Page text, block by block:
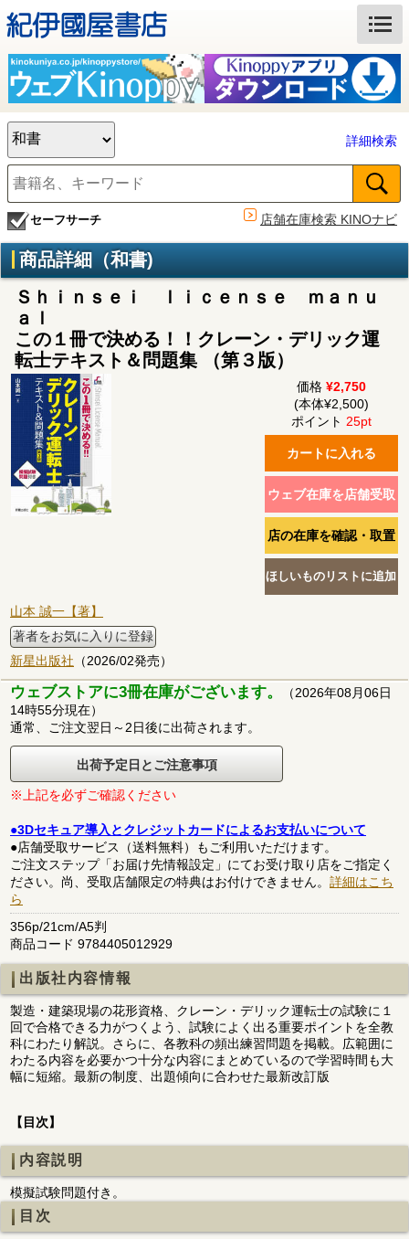
詳細検索
セーフサーチ 店舗在庫検索 KINOナビ
商品詳細（和書)
Ｓｈｉｎｓｅｉ ｌｉｃｅｎｓｅ ｍａｎｕ
ａｌ
この１冊で決める！！クレーン・デリック運
転士テキスト＆問題集 （第３版）
価格 ¥2,750
(本体¥2,500)
ポイント 25pt
山本 誠一【著】
著者をお気に入りに登録
新星出版社 （2026/02発売）
ウェブストアに3冊在庫がございます。
（2026年08月06日
14時55分現在）
通常、ご注文翌日～2日後に出荷されます。
出荷予定日とご注意事項
※上記を必ずご確認ください
●3Dセキュア導入とクレジットカードによるお支払いについて
●店舗受取サービス（送料無料）もご利用いただけます。
ご注文ステップ「お届け先情報設定」にてお受け取り店をご指定く
ださい。尚、受取店舗限定の特典はお付けできません。 詳細はこち
ら
356p/21cm/A5判
商品コード 9784405012929
出版社内容情報
製造・建築現場の花形資格、クレーン・デリック運転士の試験に１
回で合格できる力がつくよう、試験によく出る重要ポイントを全教
科にわたり解説。さらに、各教科の頻出練習問題を掲載。広範囲に
わたる内容を必要かつ十分な内容にまとめているので学習時間も大
幅に短縮。最新の制度、出題傾向に合わせた最新改訂版
【目次】
内容説明
模擬試験問題付き。
目次